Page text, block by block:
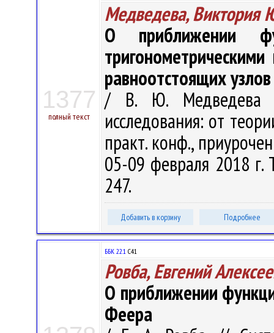
1377
полный текст
Медведева, Виктория
О приближении
равноотстоящих узлов
/ В. Ю. Медведева
исследования: от
практ. конф.,
05-09 февраля 2018
247.
Добавить в корзину Подробнее
ББК 22.1 С41
Ровба, Евгений
О приближении
Феера